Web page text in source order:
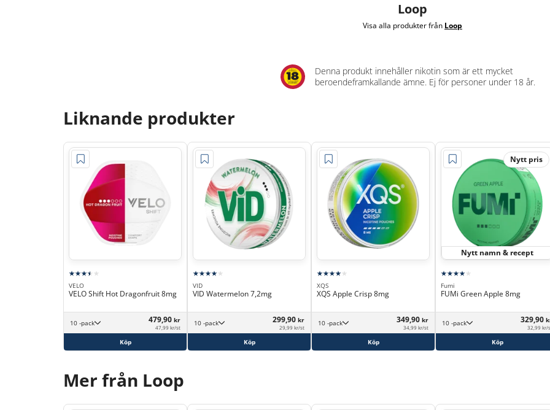
Loop
Visa alla produkter från Loop
Denna produkt innehåller nikotin som är ett mycket
beroendeframkallande ämne. Ej för personer under 18 år.
Liknande produkter
VELO
VELO Shift Hot Dragonfruit 8mg
10 -pack 479,90 kr
47,99 kr/st
Köp
VID
VID Watermelon 7,2mg
10 -pack 299,90 kr
29,99 kr/st
Köp
XQS
XQS Apple Crisp 8mg
10 -pack 349,90 kr
34,99 kr/st
Köp
Nytt pris
Nytt namn & recept
Fumi
FUMi Green Apple 8mg
10 -pack 329,90
32,99 kr/
Köp
Mer från Loop